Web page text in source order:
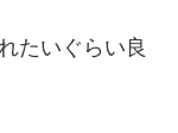
たいぐらい良